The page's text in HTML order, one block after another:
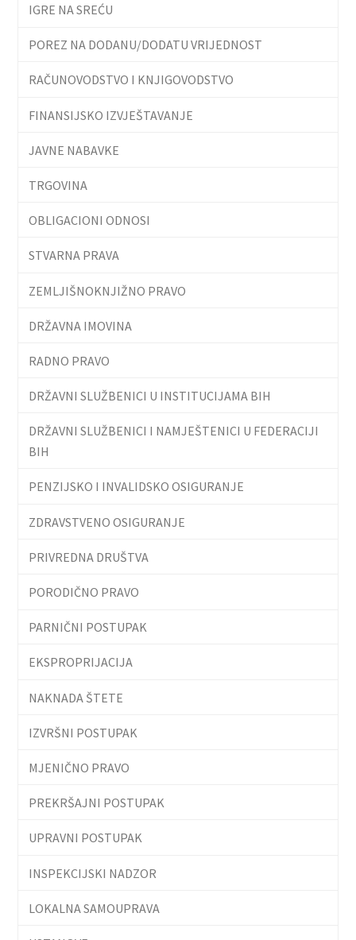
IGRE NA SREĆU
POREZ NA DODANU/DODATU VRIJEDNOST
RAČUNOVODSTVO I KNJIGOVODSTVO
FINANSIJSKO IZVJEŠTAVANJE
JAVNE NABAVKE
TRGOVINA
OBLIGACIONI ODNOSI
STVARNA PRAVA
ZEMLJIŠNOKNJIŽNO PRAVO
DRŽAVNA IMOVINA
RADNO PRAVO
DRŽAVNI SLUŽBENICI U INSTITUCIJAMA BIH
DRŽAVNI SLUŽBENICI I NAMJEŠTENICI U FEDERACIJI
BIH
PENZIJSKO I INVALIDSKO OSIGURANJE
ZDRAVSTVENO OSIGURANJE
PRIVREDNA DRUŠTVA
PORODIČNO PRAVO
PARNIČNI POSTUPAK
EKSPROPRIJACIJA
NAKNADA ŠTETE
IZVRŠNI POSTUPAK
MJENIČNO PRAVO
PREKRŠAJNI POSTUPAK
UPRAVNI POSTUPAK
INSPEKCIJSKI NADZOR
LOKALNA SAMOUPRAVA